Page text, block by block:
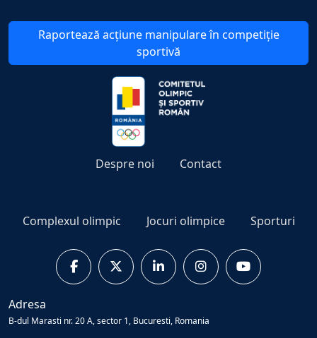
Raportează acțiune manipulare în competiție
sportivă
Despre noi Contact
Complexul olimpic Jocuri olimpice Sporturi
Adresa
B-dul Marasti nr. 20 A, sector 1, Bucuresti, Romania